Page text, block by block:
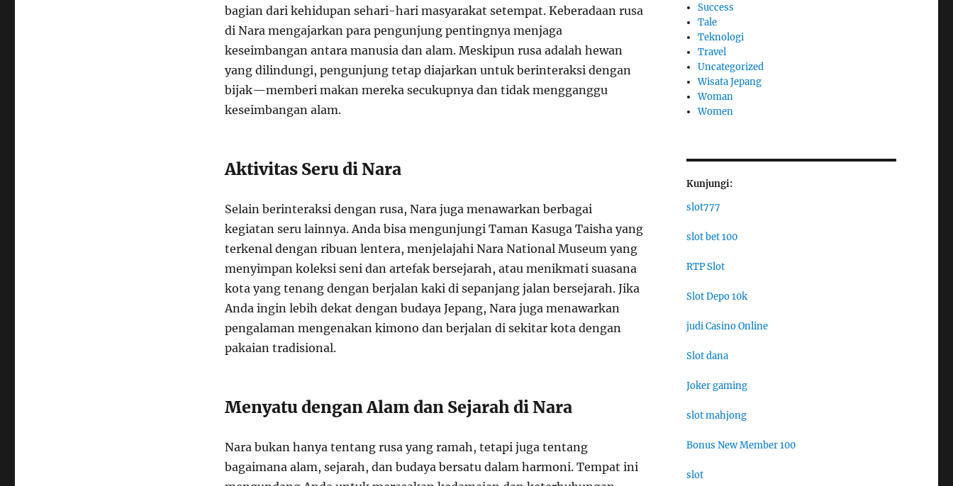
bagian dari kehidupan sehari-hari masyarakat setempat. Keberadaan rusa
di Nara mengajarkan para pengunjung pentingnya menjaga
keseimbangan antara manusia dan alam. Meskipun rusa adalah hewan
yang dilindungi, pengunjung tetap diajarkan untuk berinteraksi dengan
bijak—memberi makan mereka secukupnya dan tidak mengganggu
keseimbangan alam.
Aktivitas Seru di Nara
Selain berinteraksi dengan rusa, Nara juga menawarkan berbagai
kegiatan seru lainnya. Anda bisa mengunjungi Taman Kasuga Taisha yang
terkenal dengan ribuan lentera, menjelajahi Nara National Museum yang
menyimpan koleksi seni dan artefak bersejarah, atau menikmati suasana
kota yang tenang dengan berjalan kaki di sepanjang jalan bersejarah. Jika
Anda ingin lebih dekat dengan budaya Jepang, Nara juga menawarkan
pengalaman mengenakan kimono dan berjalan di sekitar kota dengan
pakaian tradisional.
Menyatu dengan Alam dan Sejarah di Nara
Nara bukan hanya tentang rusa yang ramah, tetapi juga tentang
bagaimana alam, sejarah, dan budaya bersatu dalam harmoni. Tempat ini
Success
Tale
Teknologi
Travel
Uncategorized
Wisata Jepang
Woman
Women
Kunjungi:
slot777
slot bet 100
RTP Slot
Slot Depo 10k
judi Casino Online
Slot dana
Joker gaming
slot mahjong
Bonus New Member 100
slot